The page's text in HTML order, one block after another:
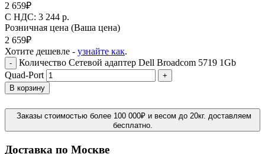
2 659₽
C НДС: 3 244 р.
Розничная цена (Ваша цена)
2 659₽
Хотите дешевле - узнайте как.
-
Количество Сетевой адаптер Dell Broadcom 5719 1Gb
Quad-Port
+
В корзину
Заказы стоимостью более 100 000₽ и весом до 20кг. доставляем
бесплатно.
Доставка по Москве